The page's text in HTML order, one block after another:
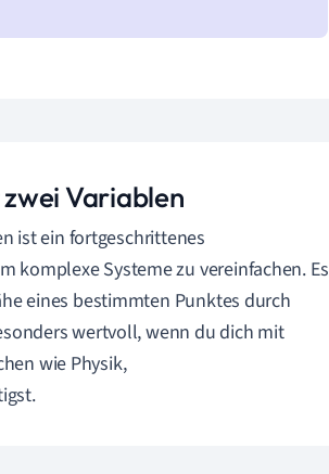
Variablen
ist ein fortgeschrittenes
komplexe Systeme zu vereinfachen. Es
eines bestimmten Punktes durch
wertvoll, wenn du dich mit
wie Physik,